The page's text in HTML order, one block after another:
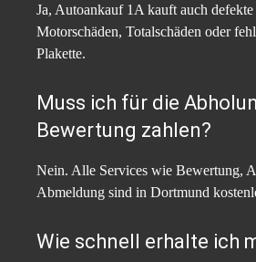
Ja, Autoankauf 1A kauft auch
Motorschäden, Totalschäden oder
Plakette.
Muss ich für die
Bewertung zahlen?
Nein. Alle Services wie Bewertung,
Abmeldung sind in Dortmund
Wie schnell erhalte ich